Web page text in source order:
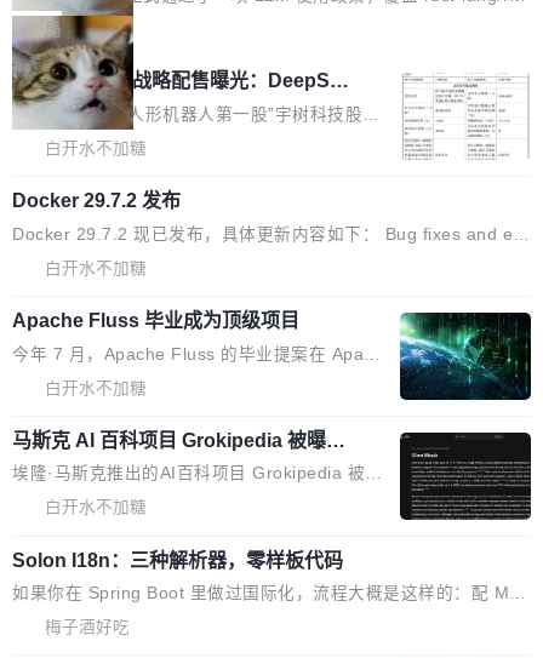
步了解开源鸿蒙在智能...
Prime Agent 的架构和市面上大多数 coding agent 有本质区别。
大多数 agent harness 的设计是基于早期模型的能力—...
t 单一仓库的代码贡献。这不是项目级别的官方立场，目前由五个
团队采纳，但它可能是主流开源项目中关于 AI 辅助贡献最细致的一
份规则。 政策的核心只有一句话：LLM 可以用来分析、提炼、审
阅、建议，但不能用来创作。 具体来说，LLM 生成的代码可以提
交，但必须满足五个条件：预先安排、非关键、高质量、充分测
更，除非作者本身就是领域专家。即使如此，政策也"强烈不建
议"这么做。 对于不披露的情况，审核者可以直接关闭 PR，无需解
释。 政策作者 Jynn Ne...
局
宇树科技 IPO 战略配售曝光：DeepSe
ek 获配 93.3 万股，锁定 36 个月
8月6日晚间，“人形机器人第一股”宇树科技股份
有限公司披露IPO发行价格及战略配售结果，杭
epSeek）获配93.3399万股，按150.8元/股发行
价格计算，认购金额约1.41亿元，股份锁定期为
36个月。 公告显示，本次宇树科技战略配售对
合作关系或长期合作愿景的大型企业、科创板保
荐人跟投子公司，以及公司高级管理人员和核心
业，获配股份数量占本次发行数量的2.31%。 除
DeepSeek外，腾讯旗下上海启善投资有限公司
白开水不加糖
Docker 29.7.2 发布
Docker 29.7.2 现已发布，具体更新内容如下： Bug fixes and en
hancements 修复多次传递同一环境变量时，docker service crea
5 修复了 Docker Engine 29.7.0 中引入的一个回归问题，该问题
导致拉取镜像时会拒绝包含绝对 hardlink 目标的镜像（此类镜像由
某些镜像构建工具生成）。moby/moby#53305 修复了 Docker En
内核...
白开水不加糖
Apache Fluss 毕业成为顶级项目
今年 7 月，Apache Fluss 的毕业提案在 Apach
e 孵化器项目管理委员会（IPMC）投票中获得
准。今天，Apache 软件基金会正式宣布 Apach
e Fluss 孵化毕业，成为 Apache 顶级项目（TL
P）！这一里程碑不仅标志着 Fluss 迈入新的发
AI 数据基础加速融合，为实时数据基础设施的发
展开启新的篇章。
白开水不加糖
马斯克 AI 百科项目 Grokipedia 被曝数
月未更新
埃隆·马斯克推出的AI百科项目 Grokipedia 被曝
长期停止内容更新，未能实现其作为“AI版维基百
年4月以来，Grokipedia 页面更新功能基本停
滞，过去三个月内没有任何条目完成更新，用户
提交的编辑请求也长期处于待处理状态。 Groki
白开水不加糖
Solon I18n：三种解析器，零样板代码
如果你在 Spring Boot 里做过国际化，流程大概是这样的：配 Mes
sageSource 的 Bean、写 ReloadableResourceBundleMessage
梅子酒好吃